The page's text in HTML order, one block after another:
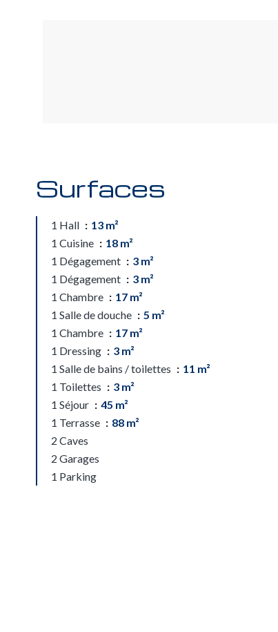
Surfaces
1 Hall
13 m²
1 Cuisine
18 m²
1 Dégagement
3 m²
1 Dégagement
3 m²
1 Chambre
17 m²
1 Salle de douche
5 m²
1 Chambre
17 m²
1 Dressing
3 m²
1 Salle de bains / toilettes
11 m²
1 Toilettes
3 m²
1 Séjour
45 m²
1 Terrasse
88 m²
2 Caves
2 Garages
1 Parking